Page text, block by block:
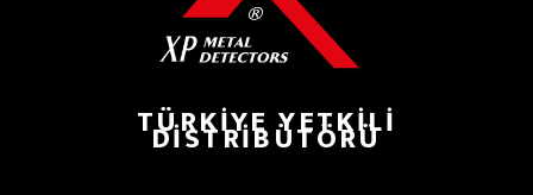
TÜRKIYE YETKILI
DISTRIBÜTÖRÜ